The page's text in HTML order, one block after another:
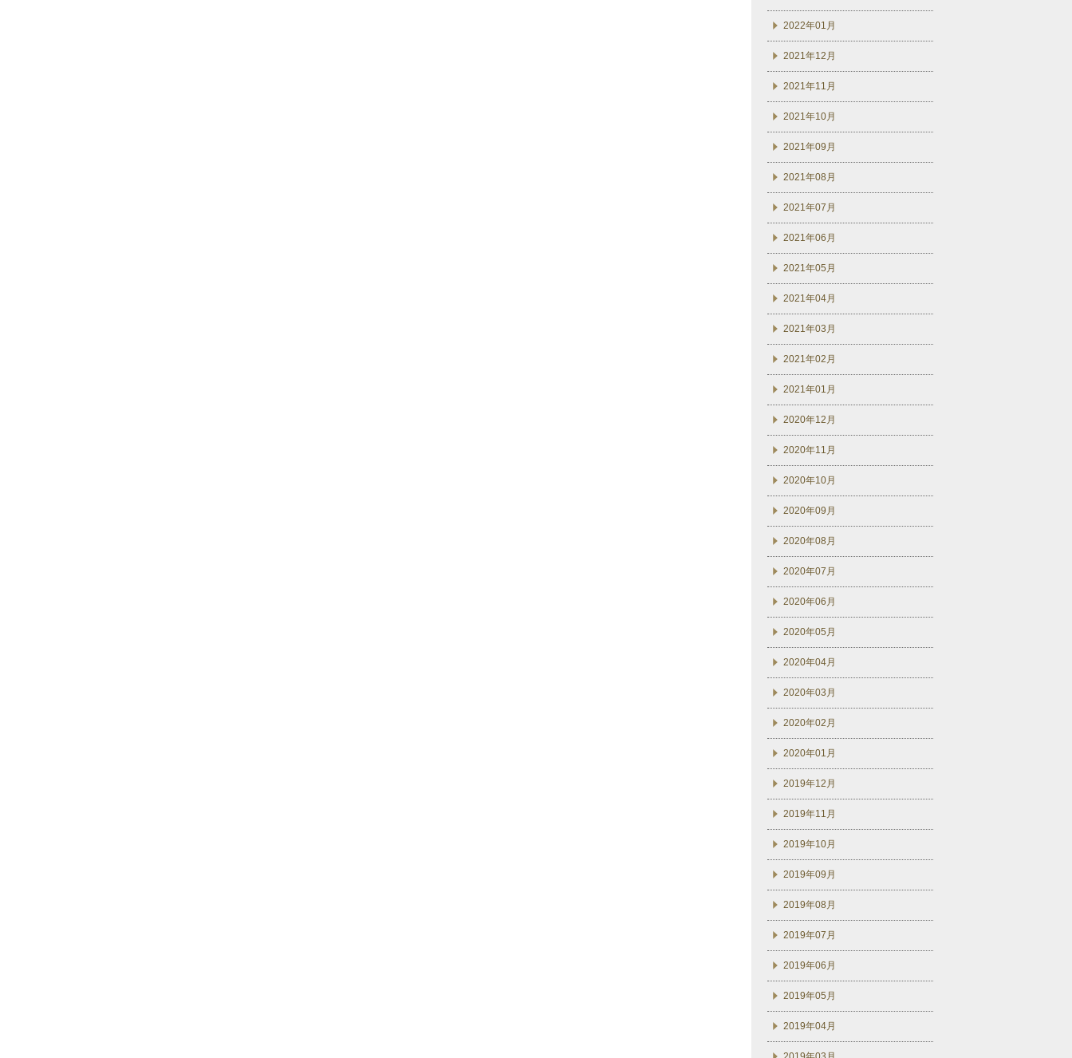
2022年01月
2021年12月
2021年11月
2021年10月
2021年09月
2021年08月
2021年07月
2021年06月
2021年05月
2021年04月
2021年03月
2021年02月
2021年01月
2020年12月
2020年11月
2020年10月
2020年09月
2020年08月
2020年07月
2020年06月
2020年05月
2020年04月
2020年03月
2020年02月
2020年01月
2019年12月
2019年11月
2019年10月
2019年09月
2019年08月
2019年07月
2019年06月
2019年05月
2019年04月